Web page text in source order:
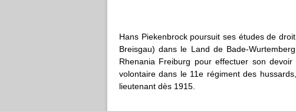
Hans Piekenbrock poursuit ses études de
Breisgau) dans le Land de Bade-
Rhenania Freiburg pour effectuer son
volontaire dans le 11e régiment des
lieutenant dès 1915.